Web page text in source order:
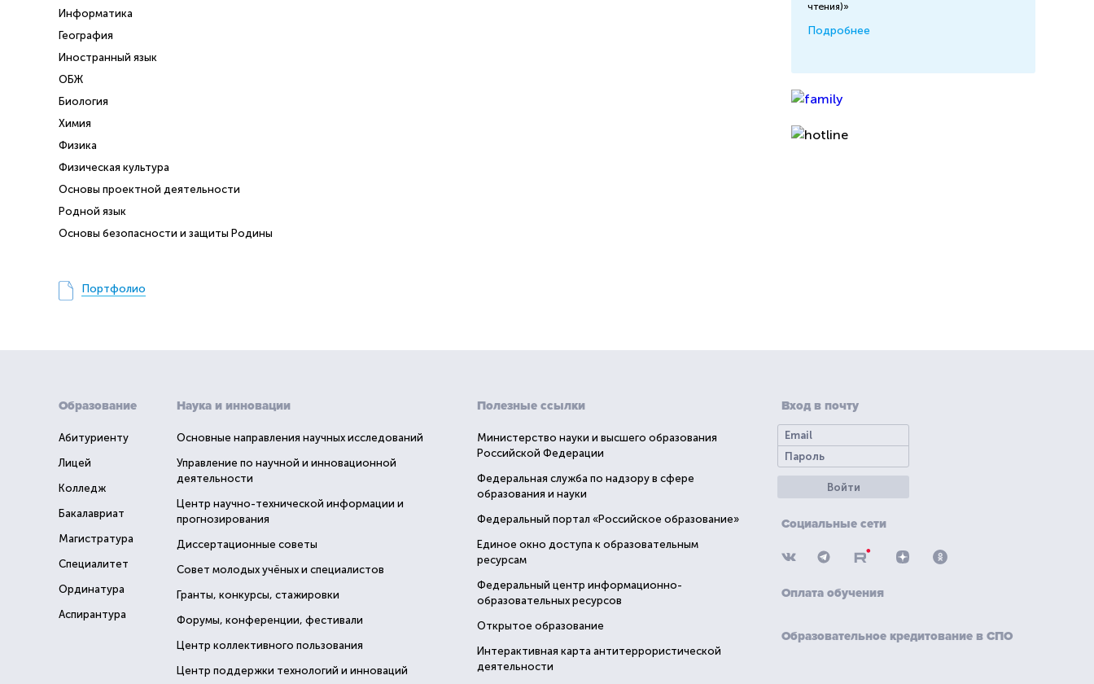
Информатика
География
Иностранный язык
ОБЖ
Биология
Химия
Физика
Физическая культура
Основы проектной деятельности
Родной язык
Основы безопасности и защиты Родины
Портфолио
чтения)»
Подробнее
Образование
Абитуриенту
Лицей
Колледж
Бакалавриат
Магистратура
Специалитет
Ординатура
Аспирантура
Наука и инновации
Основные направления научных исследований
Управление по научной и инновационной
деятельности
Центр научно-технической информации и
прогнозирования
Диссертационные советы
Совет молодых учёных и специалистов
Гранты, конкурсы, стажировки
Форумы, конференции, фестивали
Центр коллективного пользования
Центр поддержки технологий и инноваций
Полезные ссылки
Министерство науки и высшего образования
Российской Федерации
Федеральная служба по надзору в сфере
образования и науки
Федеральный портал «Российское образование»
Единое окно доступа к образовательным
ресурсам
Федеральный центр информационно-
образовательных ресурсов
Открытое образование
Интерактивная карта антитеррористической
деятельности
Вход в почту
Войти
Социальные сети
Оплата обучения
Образовательное кредитование в СПО